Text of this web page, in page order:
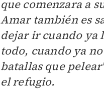
que comenzara a
Amar también es
dejar ir cuando ya
todo, cuando ya
batallas que
el refugio.